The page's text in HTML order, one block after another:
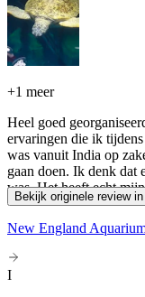
+1 meer
Heel goed
ervaringen die ik
was vanuit India op
gaan doen. Ik denk dat
was. Het heeft echt
Bekijk originele review
New England
I